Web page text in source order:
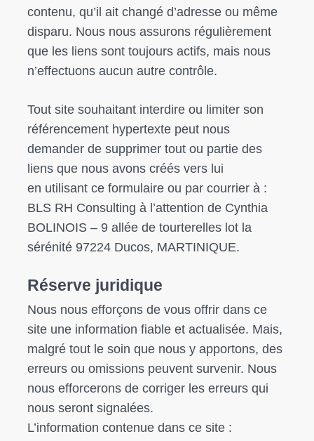
contenu, qu’il ait changé d’adresse ou même
disparu. Nous nous assurons régulièrement
que les liens sont toujours actifs, mais nous
n’effectuons aucun autre contrôle.
Tout site souhaitant interdire ou limiter son
référencement hypertexte peut nous
demander de supprimer tout ou partie des
liens que nous avons créés vers lui
en utilisant ce formulaireou par courrier à :
BLS RH Consulting à l’attention de Cynthia
BOLINOIS – 9 allée de tourterelles lot la
sérénité 97224 Ducos, MARTINIQUE.
Réserve juridique
Nous nous efforçons de vous offrir dans ce
site une information fiable et actualisée. Mais,
malgré tout le soin que nous y apportons, des
erreurs ou omissions peuvent survenir. Nous
nous efforcerons de corriger les erreurs qui
nous seront signalées.
L’information contenue dans ce site :